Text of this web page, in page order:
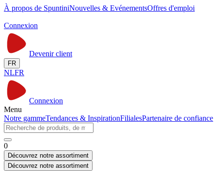
À propos de SpuntiniNouvelles & EvénementsOffres d'emploi
Connexion
Devenir client
FR
NLFR
Connexion
Menu
Notre gammeTendances & InspirationFilialesPartenaire de confiance
0
Découvrez notre assortiment
Découvrez notre assortiment